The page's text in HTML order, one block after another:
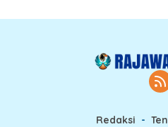
Redaksi